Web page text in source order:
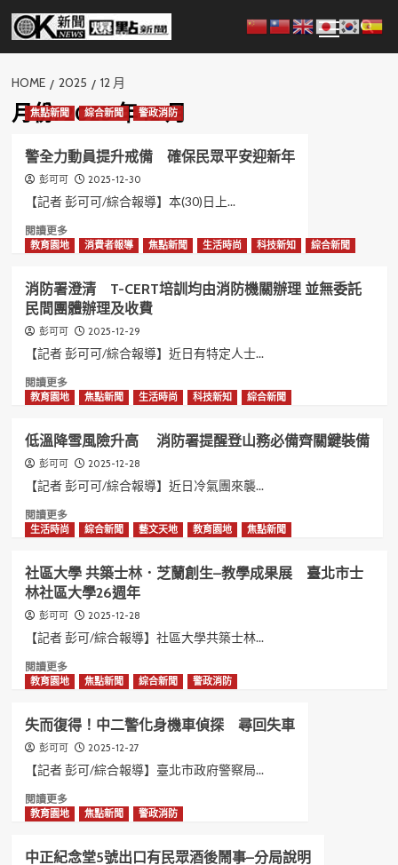
Skip
content
Menu
HOME 2025 12 月
月份:2025 年 12 月
焦點新聞 綜合新聞 警政消防
警全力動員提升戒備 確保民眾平安迎新年
彭可可 2025-12-30
【記者 彭可可/綜合報導】本(30)日上...
閱讀更多Read
more
警
全
力
動
員
提
升
戒
確
保
民
眾
安
迎
年
教育園地 消費者報導 焦點新聞 生活時尚 科技新知 綜合新聞
消防署澄清 T-CERT培訓均由消防機關辦理 並無委託
民間團體辦理及收費
彭可可 2025-12-29
【記者 彭可可/綜合報導】近日有特定人士...
閱讀更多Read
more
消
防
署
澄
T-
CERT
訓
均
由
消
防
關
辦
並
無
委
託
間
團
辦
教育園地 焦點新聞 生活時尚 科技新知 綜合新聞
低溫降雪風險升高 消防署提醒登山務必備齊關鍵裝備
彭可可 2025-12-28
【記者 彭可可/綜合報導】近日冷氣團來襲...
閱讀更多Read
more
低
溫
降
雪
風
險
升
高
防
署
提
醒
山
務
備
生活時尚 綜合新聞 藝文天地 教育園地 焦點新聞
社區大學 共築士林．芝蘭創生–教學成果展 臺北市士
林社區大學26週年
彭可可 2025-12-28
【記者 彭可/綜合報導】社區大學共築士林...
閱讀更多Read
more
社
區
大
學
築
士
芝
教育園地 焦點新聞 綜合新聞 警政消防
失而復得！中二警化身機車偵探 尋回失車
彭可可 2025-12-27
【記者 彭可/綜合報導】臺北市政府警察局...
閱讀更多Read
more
失
教育園地 焦點新聞 警政消防
中正紀念堂5號出口有民眾酒後鬧事–分局說明